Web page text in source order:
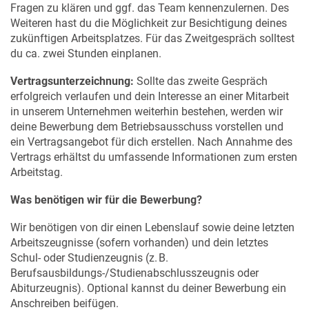
Fragen zu klären und ggf. das Team kennenzulernen. Des
Weiteren hast du die Möglichkeit zur Besichtigung deines
zukünftigen Arbeitsplatzes. Für das Zweitgespräch solltest
du ca. zwei Stunden einplanen.
Vertragsunterzeichnung: Sollte das zweite Gespräch
erfolgreich verlaufen und dein Interesse an einer Mitarbeit
in unserem Unternehmen weiterhin bestehen, werden wir
deine Bewerbung dem Betriebsausschuss vorstellen und
ein Vertragsangebot für dich erstellen. Nach Annahme des
Vertrags erhältst du umfassende Informationen zum ersten
Arbeitstag.
Was benötigen wir für die Bewerbung?
Wir benötigen von dir einen Lebenslauf sowie deine letzten
Arbeitszeugnisse (sofern vorhanden) und dein letztes
Schul- oder Studienzeugnis (z. B.
Berufsausbildungs‑/Studienabschlusszeugnis oder
Abiturzeugnis). Optional kannst du deiner Bewerbung ein
Anschreiben beifügen.